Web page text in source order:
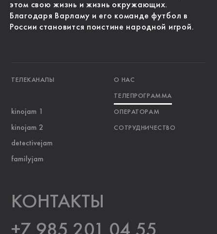
этом свою жизнь и жизнь окружающих.
Благодаря Варламу и его команде футбол в
России становится поистине народной игрой.
ТЕЛЕКАНАЛЫ О НАС
ТЕЛЕПРОГРАММА
ОПЕРАТОРАМ
СОТРУДНИЧЕСТВО
kinojam 1
kinojam 2
detectivejam
familyjam
KOНТАКТЫ
+7 985 201 04 55